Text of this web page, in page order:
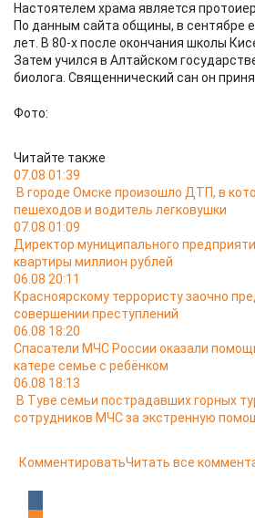
Настоятелем храма является
По данным сайта общины, в сентябре
лет. В 80-х после окончания школы
Затем учился в Алтайском
биолога. Священнический сан он
Фото:
Читайте также
07.08 01:39
В городе Омске произошло ДТП, в
пешеходов и водитель легковушки
07.08 01:09
Директор муниципального
квартиры миллион рублей
06.08 20:11
Красноярскому террористу заочно
совершении преступлений
06.08 18:20
Спасатели МЧС России оказали
катере семье с ребёнком
06.08 18:13
В Туве семьи пострадавших горных
сотрудников МЧС за экстренную
КомментироватьЧитать все